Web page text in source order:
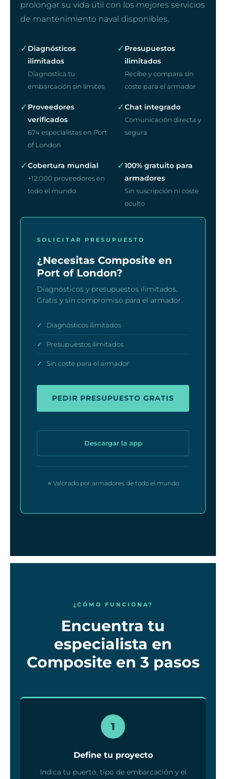
prolongar su vida útil con los mejores servicios
de mantenimiento naval disponibles.
✓ Diagnósticos
ilimitados
Diagnostica tu
embarcación sin límites
✓ Presupuestos
ilimitados
Recibe y compara sin
coste para el armador
✓ Proveedores
verificados
674 especialistas en Port
of London
✓Chat integrado
Comunicación directa y
segura
✓Cobertura mundial
+12.000 proveedores en
todo el mundo
✓100% gratuito para
armadores
Sin suscripción ni coste
oculto
SOLICITAR PRESUPUESTO
¿Necesitas Composite en
Port of London?
Diagnósticos y presupuestos ilimitados.
Gratis y sin compromiso para el armador.
✓ Diagnósticos ilimitados
✓ Presupuestos ilimitados
✓ Sin coste para el armador
PEDIR PRESUPUESTO GRATIS
Descargar la app
⭐ Valorado por armadores de todo el mundo
¿CÓMO FUNCIONA?
Encuentra tu
especialista en
Composite en 3 pasos
1
Define tu proyecto
Indica tu puerto, tipo de embarcación y el